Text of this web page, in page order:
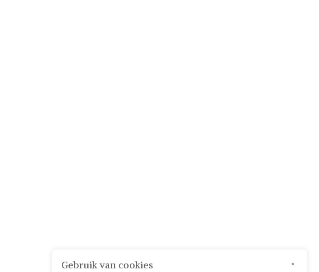
×
Gebruik van cookies